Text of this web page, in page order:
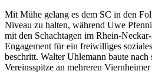
Mit Mühe gelang es dem SC in den
Niveau zu halten, während Uwe
mit den Schachtagen im Rhein-
Engagement für ein freiwilliges
beschritt. Walter Uhlemann baute
Vereinsspitze an mehreren